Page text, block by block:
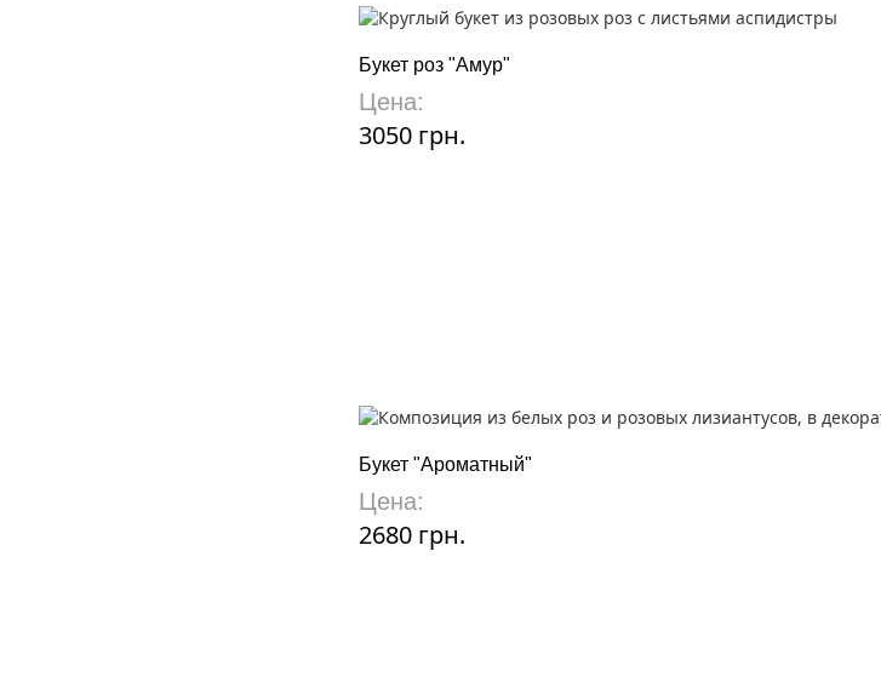
Букет роз "Амур"
Цена:
3050 грн.
Букет "Ароматный"
Цена:
2680 грн.